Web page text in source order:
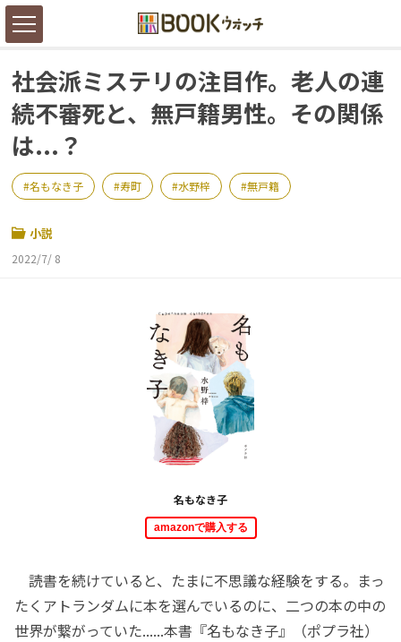
社会派ミステリの注目作。老人の連
続不審死と、無戸籍男性。その関係
は...？
名もなき子 寿町 水野梓 無戸籍
小説
2022/7/ 8
名もなき子
amazonで購入する
読書を続けていると、たまに不思議な経験をする。まっ
たくアトランダムに本を選んでいるのに、二つの本の中の
世界が繋がっていた......本書『名もなき子』（ポプラ社）